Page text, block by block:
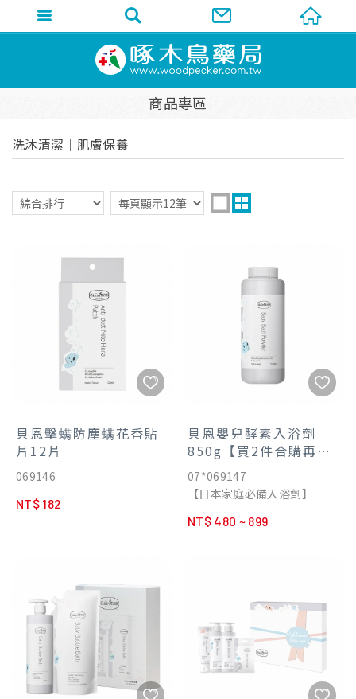
商品專區
洗沐清潔│肌膚保養
貝恩擊螨防塵螨花香貼
片12片
069146
NT$ 182
貝恩嬰兒酵素入浴劑
850g【買2件合購再送
嬰兒洗髮精200ml 送完
為止】
07*069147
【日本家庭必備入浴劑】
木瓜蛋白酵素
酵素具良好皮脂清潔功能，日
本家庭必備，全家人都愛用的
入浴劑
▌泡浴免沖洗
一瓶清潔全身肌膚，減少水分
NT$ 480 ~ 899